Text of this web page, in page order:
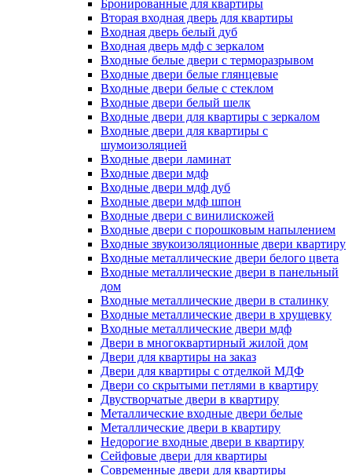
Бронированные для квартиры
Вторая входная дверь для квартиры
Входная дверь белый дуб
Входная дверь мдф с зеркалом
Входные белые двери с терморазрывом
Входные двери белые глянцевые
Входные двери белые с стеклом
Входные двери белый шелк
Входные двери для квартиры с зеркалом
Входные двери для квартиры с
шумоизоляцией
Входные двери ламинат
Входные двери мдф
Входные двери мдф дуб
Входные двери мдф шпон
Входные двери с винилискожей
Входные двери с порошковым напылением
Входные звукоизоляционные двери квартиру
Входные металлические двери белого цвета
Входные металлические двери в панельный
дом
Входные металлические двери в сталинку
Входные металлические двери в хрущевку
Входные металлические двери мдф
Двери в многоквартирный жилой дом
Двери для квартиры на заказ
Двери для квартиры с отделкой МДФ
Двери со скрытыми петлями в квартиру
Двустворчатые двери в квартиру
Металлические входные двери белые
Металлические двери в квартиру
Недорогие входные двери в квартиру
Сейфовые двери для квартиры
Современные двери для квартиры